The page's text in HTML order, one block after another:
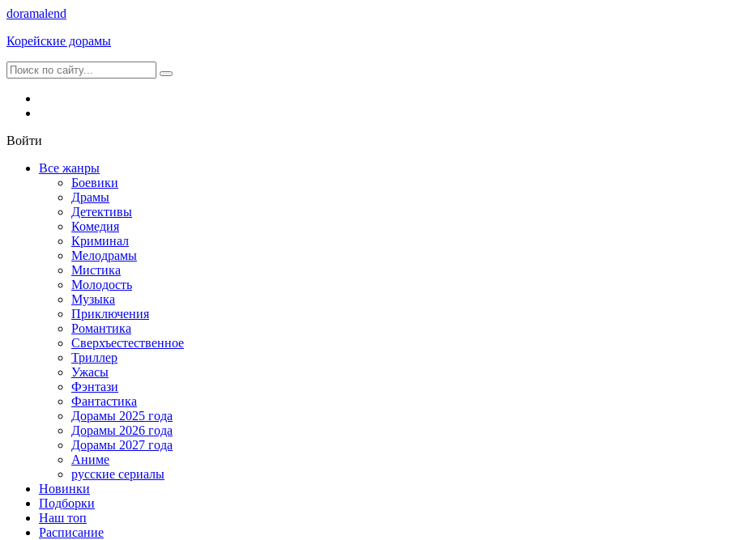
doramalend
Корейские дорамы
Войти
Все жанры
Боевики
Драмы
Детективы
Комедия
Криминал
Мелодрамы
Мистика
Молодость
Музыка
Приключения
Романтика
Сверхъестественное
Триллер
Ужасы
Фэнтази
Фантастика
Дорамы 2025 года
Дорамы 2026 года
Дорамы 2027 года
Аниме
русские сериалы
Новинки
Подборки
Наш топ
Расписание